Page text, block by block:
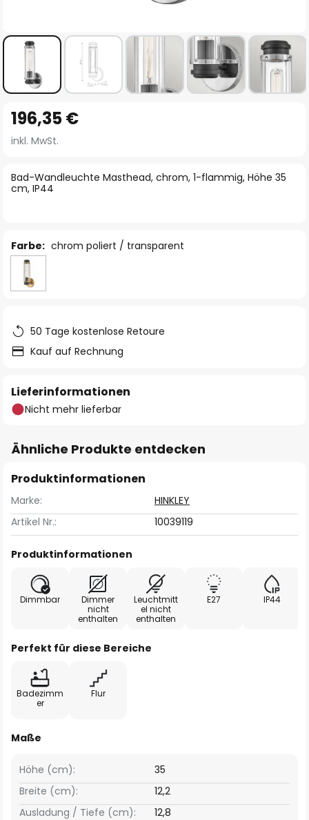
Anfang
der
springen
Bad-Wandleuchte Masthead, chrom, 1-flammig, Höhe 35
cm, IP44
196,35 €
inkl. MwSt.
Farbe: chrom poliert / transparent
50 Tage kostenlose Retoure
Kauf auf Rechnung
Lieferinformationen
Nicht mehr lieferbar
Ähnliche Produkte entdecken
Produktinformationen
Marke:
HINKLEY
Artikel Nr.:
10039119
Produktinformationen
Dimmbar
Dimmer
nicht
enthalten
Leuchtmitt
el nicht
enthalten
E27 IP44
Perfekt für diese Bereiche
Badezimm
er
Flur
Maße
Breite (cm): 12,2
Höhe (cm): 35
Ausladung / Tiefe (cm): 12,8